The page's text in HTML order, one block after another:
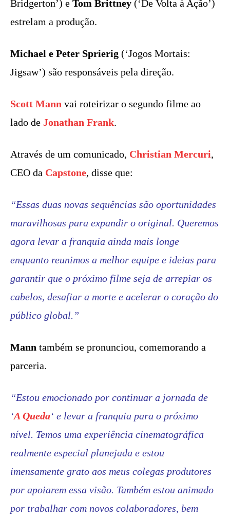
Bridgerton’) e Tom Brittney (‘De Volta à Ação’)
estrelam a produção.
Michael e Peter Sprierig (‘Jogos Mortais:
Jigsaw’) são responsáveis pela direção.
Scott Mann vai roteirizar o segundo filme ao
lado de Jonathan Frank.
Através de um comunicado, Christian Mercuri,
CEO da Capstone, disse que:
“Essas duas novas sequências são oportunidades
maravilhosas para expandir o original. Queremos
agora levar a franquia ainda mais longe
enquanto reunimos a melhor equipe e ideias para
garantir que o próximo filme seja de arrepiar os
cabelos, desafiar a morte e acelerar o coração do
público global.”
Mann também se pronunciou, comemorando a
parceria.
“Estou emocionado por continuar a jornada de
‘A Queda‘ e levar a franquia para o próximo
nível. Temos uma experiência cinematográfica
realmente especial planejada e estou
imensamente grato aos meus colegas produtores
por apoiarem essa visão. Também estou animado
por trabalhar com novos colaboradores, bem